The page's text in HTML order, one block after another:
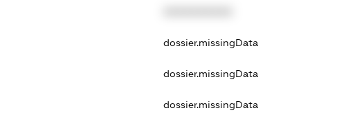
dossier.missingData
dossier.missingData
dossier.missingData